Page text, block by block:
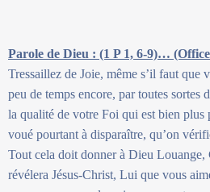
Parole de Dieu : (1 P 1, 6-9)…
Tressaillez de Joie, même s’il faut que
peu de temps encore, par toutes sortes
la qualité de votre Foi qui est bien plus
voué pourtant à disparaître, qu’on
Tout cela doit donner à Dieu
révélera Jésus-Christ, Lui que vous